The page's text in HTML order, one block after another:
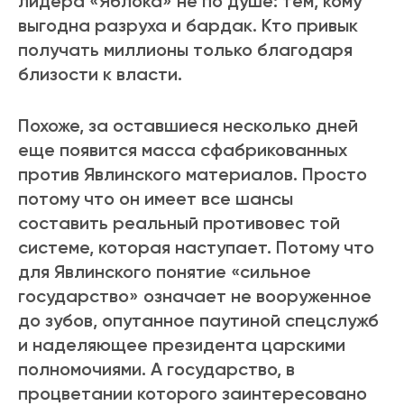
выгодна разруха и бардак. Кто привык
получать миллионы только благодаря
близости к власти.
Похоже, за оставшиеся несколько дней
еще появится масса сфабрикованных
против Явлинского материалов. Просто
потому что он имеет все шансы
составить реальный противовес той
системе, которая наступает. Потому что
для Явлинского понятие «сильное
государство» означает не вооруженное
до зубов, опутанное паутиной спецслужб
и наделяющее президента царскими
полномочиями. А государство, в
процветании которого заинтересовано